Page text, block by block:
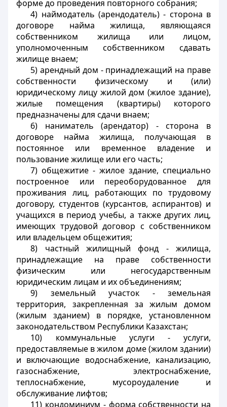
форме до проведения повторного собрания;
4) наймодатель (арендодатель) - сторона в
договоре найма жилища, являющаяся
собственником жилища или лицом,
уполномоченным собственником сдавать
жилище внаем;
5) арендный дом - принадлежащий на праве
собственности физическому и (или)
юридическому лицу жилой дом (жилое здание),
жилые помещения (квартиры) которого
предназначены для сдачи внаем;
6) наниматель (арендатор) - сторона в
договоре найма жилища, получающая в
постоянное или временное владение и
пользование жилище или его часть;
7) общежитие - жилое здание, специально
построенное или переоборудованное для
проживания лиц, работающих по трудовому
договору, студентов (курсантов, аспирантов) и
учащихся в период учебы, а также других лиц,
имеющих трудовой договор с собственником
или владельцем общежития;
8) частный жилищный фонд - жилища,
принадлежащие на праве собственности
физическим или негосударственным
юридическим лицам и их объединениям;
9) земельный участок - земельная
территория, закрепленная за жилым домом
(жилым зданием) в порядке, установленном
законодательством Республики Казахстан;
10) коммунальные услуги - услуги,
предоставляемые в жилом доме (жилом здании)
и включающие водоснабжение, канализацию,
газоснабжение, электроснабжение,
теплоснабжение, мусороудаление и
обслуживание лифтов;
11) кондоминиум - форма собственности на